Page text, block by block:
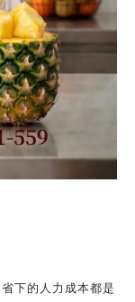
下的人力成本都是